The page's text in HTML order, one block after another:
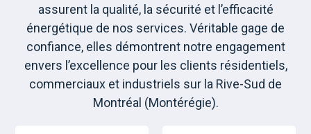
assurent la qualité, la sécurité et l’efficacité
énergétique de nos services. Véritable gage de
confiance, elles démontrent notre engagement
envers l’excellence pour les clients résidentiels,
commerciaux et industriels sur la Rive-Sud de
Montréal (Montérégie).